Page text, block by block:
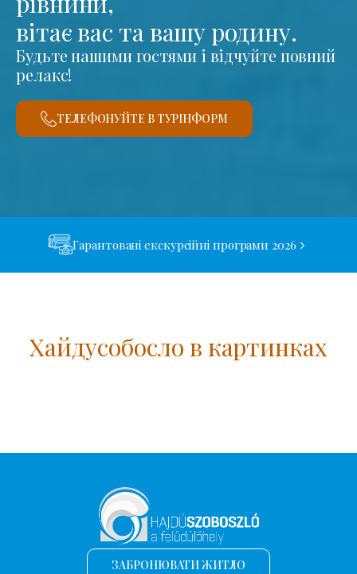
вітає вас та вашу родину.
Будьте нашими гостями і відчуйте повний
релакс!
ТЕЛЕФОНУЙТЕ В ТУРІНФОРМ
Гарантовані екскурсійні програми 2026
Хайдусобосло в картинках
ЗАБРОНЮВАТИ ЖИТЛО